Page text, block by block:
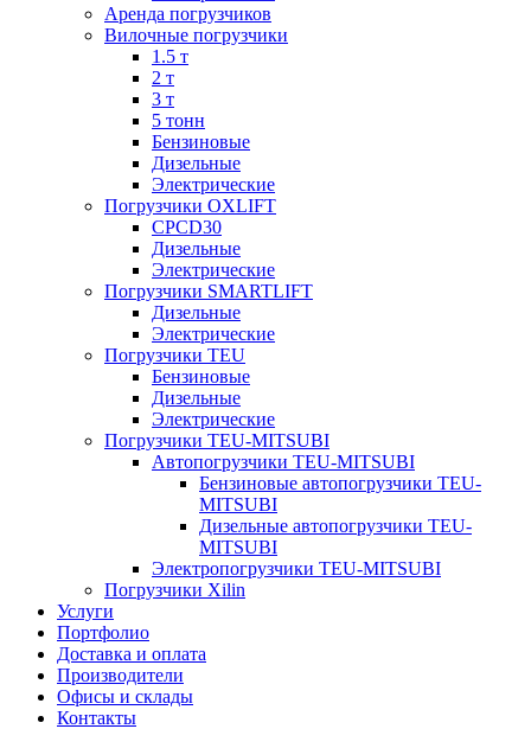
Аренда погрузчиков
Вилочные погрузчики
1.5 т
2 т
3 т
5 тонн
Бензиновые
Дизельные
Электрические
Погрузчики OXLIFT
CPCD30
Дизельные
Электрические
Погрузчики SMARTLIFT
Дизельные
Электрические
Погрузчики TEU
Бензиновые
Дизельные
Электрические
Погрузчики TEU-MITSUBI
Автопогрузчики TEU-MITSUBI
Бензиновые автопогрузчики TEU-
MITSUBI
Дизельные автопогрузчики TEU-
MITSUBI
Электропогрузчики TEU-MITSUBI
Погрузчики Xilin
Услуги
Портфолио
Доставка и оплата
Производители
Офисы и склады
Контакты